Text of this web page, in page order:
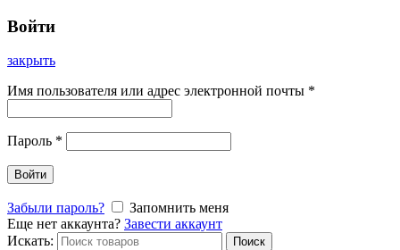
Войти
закрыть
Имя пользователя или адрес электронной почты *
Пароль *
Войти
Забыли пароль?
Запомнить меня
Еще нет аккаунта? Завести аккаунт
Искать:
Поиск